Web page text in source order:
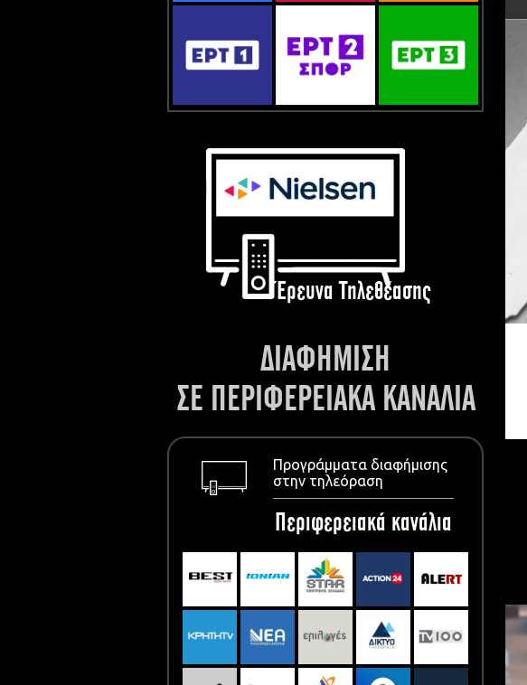
Έρευνα Τηλεθέασης
ΔΙΑΦΗΜΙΣΗ
ΣΕ ΠΕΡΙΦΕΡΕΙΑΚΑ ΚΑΝΑΛΙΑ
Προγράμματα διαφήμισης
στην τηλεόραση
Περιφερειακά κανάλια